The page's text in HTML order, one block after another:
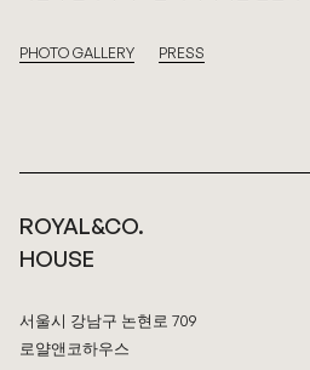
PHOTO GALLERY PRESS
ROYAL&CO.
HOUSE
서울시 강남구 논현로 709
로얄앤코하우스